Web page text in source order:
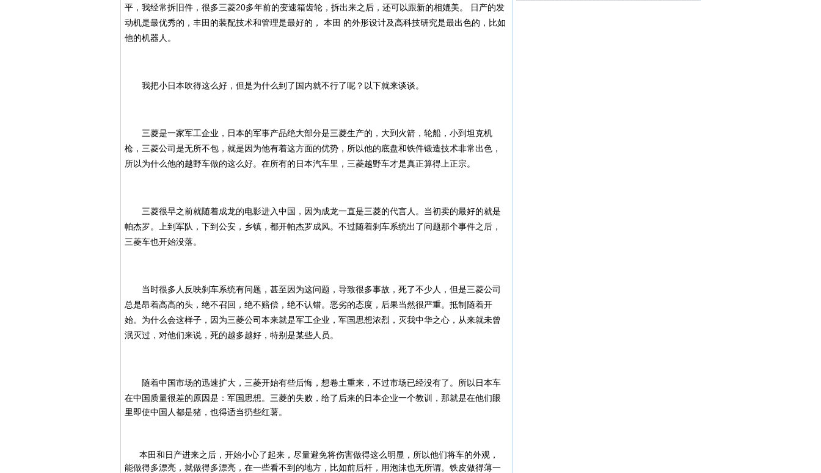
平，我经常拆旧件，很多三菱20多年前的变速箱齿轮，拆出来之后，还可以跟新的相媲美。 日产的发
动机是最优秀的，丰田的装配技术和管理是最好的， 本田 的外形设计及高科技研究是最出色的，比如
他的机器人。
我把小日本吹得这么好，但是为什么到了国内就不行了呢？以下就来谈谈。
三菱是一家军工企业，日本的军事产品绝大部分是三菱生产的，大到火箭，轮船，小到坦克机
枪，三菱公司是无所不包，就是因为他有着这方面的优势，所以他的底盘和铁件锻造技术非常出色，
所以为什么他的越野车做的这么好。在所有的日本汽车里，三菱越野车才是真正算得上正宗。
三菱很早之前就随着成龙的电影进入中国，因为成龙一直是三菱的代言人。当初卖的最好的就是
帕杰罗。上到军队，下到公安，乡镇，都开帕杰罗成风。不过随着刹车系统出了问题那个事件之后，
三菱车也开始没落。
当时很多人反映刹车系统有问题，甚至因为这问题，导致很多事故，死了不少人，但是三菱公司
总是昂着高高的头，绝不召回，绝不赔偿，绝不认错。恶劣的态度，后果当然很严重。抵制随着开
始。为什么会这样子，因为三菱公司本来就是军工企业，军国思想浓烈，灭我中华之心，从来就未曾
泯灭过，对他们来说，死的越多越好，特别是某些人员。
随着中国市场的迅速扩大，三菱开始有些后悔，想卷土重来，不过市场已经没有了。所以日本车
在中国质量很差的原因是：军国思想。 三菱的失败，给了后来的日本企业一个教训，那就是在他们眼
里即使中国人都是猪，也得适当扔些红薯。
本田和日产进来之后，开始小心了起来，尽量避免将伤害做得这么明显，所以他们将车的外观，
能做得多漂亮，就做得多漂亮，在一些看不到的地方，比如前后杆，用泡沫也无所谓。铁皮做得薄一